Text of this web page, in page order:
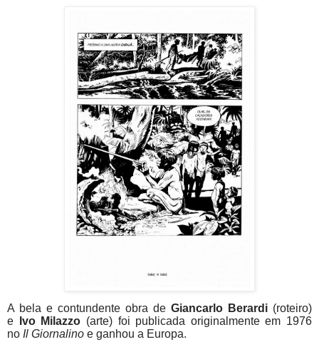
A bela e contundente obra de Giancarlo Berardi (roteiro)
e
Ivo Milazzo (arte) foi publicada originalmente em 1976
no Il Giornalino e ganhou a Europa.